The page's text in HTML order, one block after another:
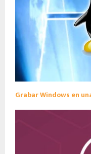
Grabar Windows en